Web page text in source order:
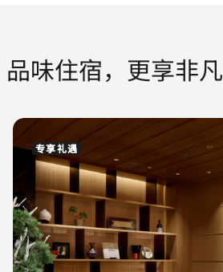
品味住宿，更享非凡
专享礼遇